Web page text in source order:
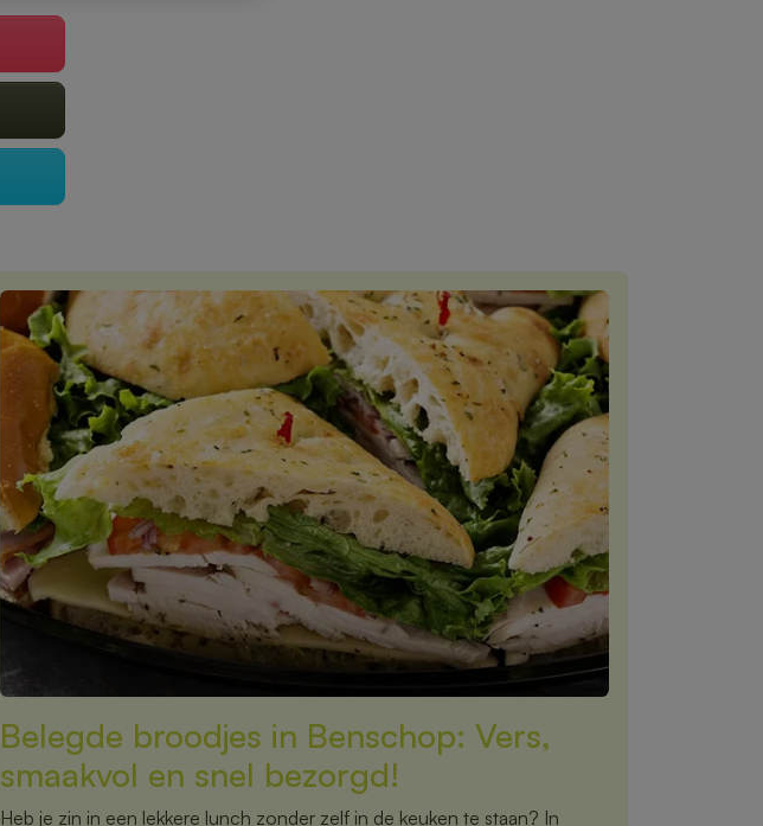
Belegde broodjes in Benschop: Vers,
smaakvol en snel bezorgd!
Heb je zin in een lekkere lunch zonder zelf in de keuken te staan? In